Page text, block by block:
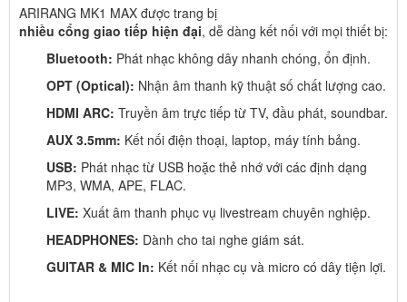
ARIRANG MK1 MAX được trang bị
nhiều cổng giao tiếp hiện đại, dễ dàng kết nối với mọi thiết bị:
Bluetooth: Phát nhạc không dây nhanh chóng, ổn định.
OPT (Optical): Nhận âm thanh kỹ thuật số chất lượng cao.
HDMI ARC: Truyền âm trực tiếp từ TV, đầu phát, soundbar.
AUX 3.5mm: Kết nối điện thoại, laptop, máy tính bảng.
USB: Phát nhạc từ USB hoặc thẻ nhớ với các định dạng
MP3, WMA, APE, FLAC.
LIVE: Xuất âm thanh phục vụ livestream chuyên nghiệp.
HEADPHONES: Dành cho tai nghe giám sát.
GUITAR & MIC In: Kết nối nhạc cụ và micro có dây tiện lợi.